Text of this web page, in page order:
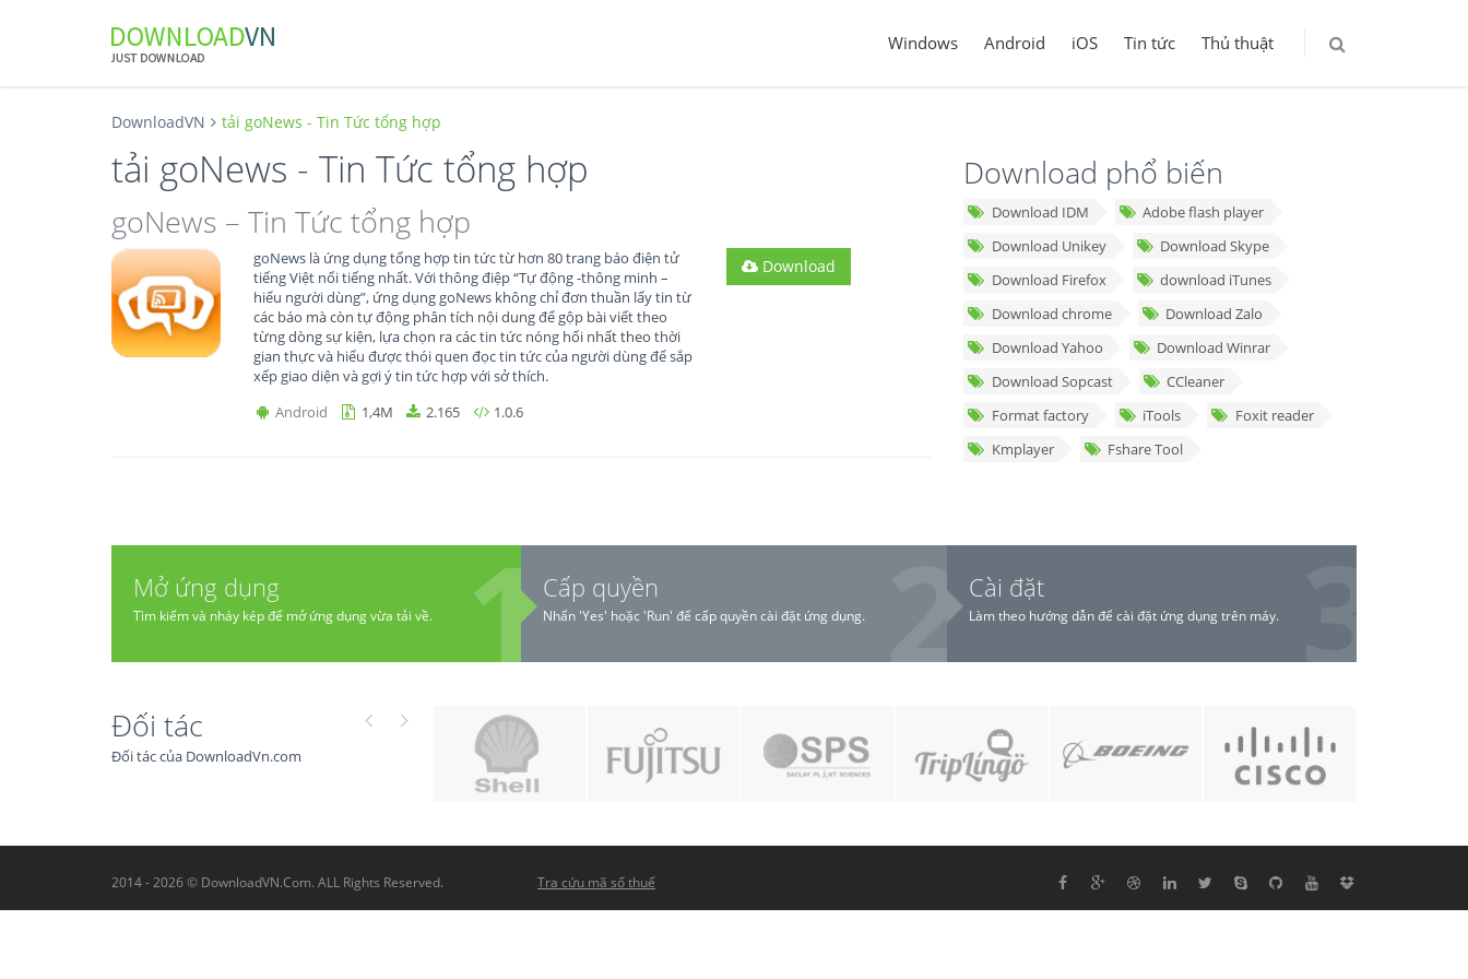
Windows Android iOS Tin tức Thủ thuật
DownloadVN tải goNews - Tin Tức tổng hợp
tải goNews - Tin Tức tổng hợp
goNews – Tin Tức tổng hợp
goNews là ứng dụng tổng hợp tin tức từ hơn 80 trang báo điện tử
tiếng Việt nổi tiếng nhất. Với thông điệp “Tự động -thông minh –
hiểu người dùng”, ứng dụng goNews không chỉ đơn thuần lấy tin từ
các báo mà còn tự động phân tích nội dung để gộp bài viết theo
từng dòng sự kiện, lựa chọn ra các tin tức nóng hổi nhất theo thời
gian thực và hiểu được thói quen đọc tin tức của người dùng để sắp
xếp giao diện và gợi ý tin tức hợp với sở thích.
Android
1,4M 2.165 1.0.6
Download
Download phổ biến
Download IDM
Adobe flash player
Download Unikey
Download Skype
Download Firefox
download iTunes
Download chrome
Download Zalo
Download Yahoo
Download Winrar
Download Sopcast
CCleaner
Format factory
iTools
Foxit reader
Kmplayer
Fshare Tool
Mở ứng dụng
Tìm kiếm và nháy kép để mở ứng dụng vừa tải về.
Cấp quyền
Nhấn 'Yes' hoặc 'Run' để cấp quyền cài đặt ứng dụng.
Cài đặt
Làm theo hướng dẫn để cài đặt ứng dụng trên máy.
Đối tác
Đối tác của DownloadVn.com
2014 - 2026 © DownloadVN.Com. ALL Rights Reserved. Tra cứu mã số thuế